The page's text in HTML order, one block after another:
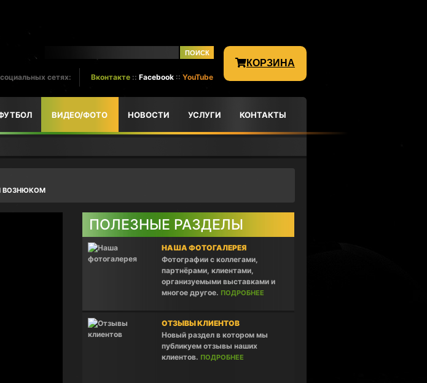
сетях: Вконтакте :: Facebook :: YouTube
КОРЗИНА
ВИДЕО/ФОТО НОВОСТИ УСЛУГИ КОНТАКТЫ
ВОЗНЮКОМ
ПОЛЕЗНЫЕ РАЗДЕЛЫ
НАША ФОТОГАЛЕРЕЯ
Фотографии с коллегами,
партнёрами, клиентами,
организуемыми выставками и
многое другое. ПОДРОБНЕЕ
ОТЗЫВЫ КЛИЕНТОВ
Новый раздел в котором мы
публикуем отзывы наших
клиентов. ПОДРОБНЕЕ